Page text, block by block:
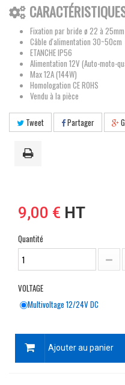
Fixation par bride ø 22 à 25mm
Câble d'alimentation 30~50cm
ETANCHE IP56
Alimentation 12V (Auto-moto-
Max 12A (144W)
Homologation CE ROHS
Vendu à la pièce
Tweet Partager
9,00 € HT
Quantité
VOLTAGE
Multivoltage 12/24V DC
Ajouter au panier